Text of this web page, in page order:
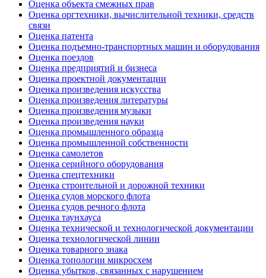
Оценка объекта смежных прав
Оценка оргтехники, вычислительной техники, средств
связи
Оценка патента
Оценка подъемно-транспортных машин и оборудования
Оценка поездов
Оценка предприятий и бизнеса
Оценка проектной документации
Оценка произведения искусства
Оценка произведения литературы
Оценка произведения музыки
Оценка произведения науки
Оценка промышленного образца
Оценка промышленной собственности
Оценка самолетов
Оценка серийного оборудования
Оценка спецтехники
Оценка строительной и дорожной техники
Оценка судов морского флота
Оценка судов речного флота
Оценка таунхауса
Оценка технической и технологической документации
Оценка технологической линии
Оценка товарного знака
Оценка топологии микросхем
Оценка убытков, связанных с нарушением